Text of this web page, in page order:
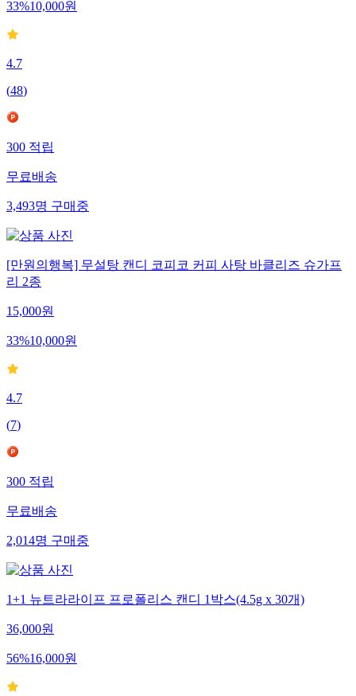
33%10,000원
4.7
(48)
300 적립
무료배송
3,493명 구매중
[만원의행복] 무설탕 캔디 코피코 커피 사탕 바클리즈 슈가프
리 2종
15,000원
33%10,000원
4.7
(7)
300 적립
무료배송
2,014명 구매중
1+1 뉴트라라이프 프로폴리스 캔디 1박스(4.5g x 30개)
36,000원
56%16,000원